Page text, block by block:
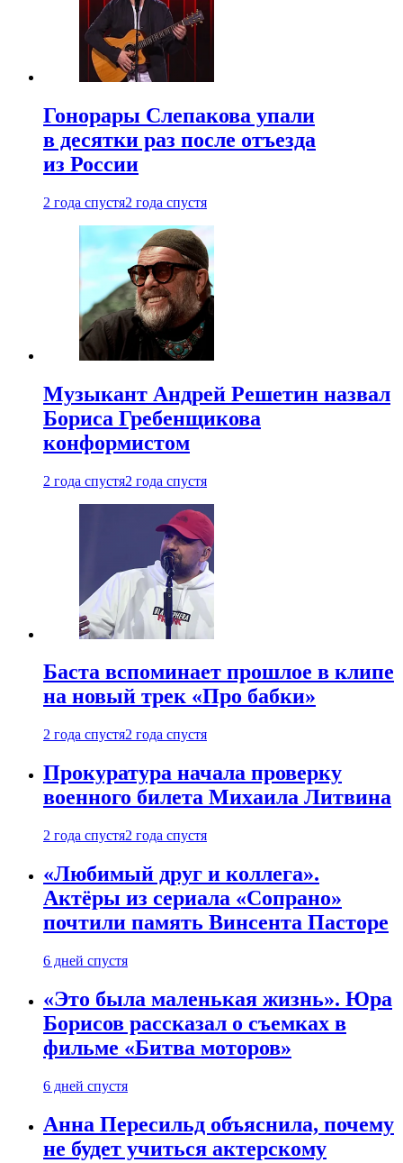
Гонорары Слепакова упали
в десятки раз после отъезда
из России
2 года спустя2 года спустя
Музыкант Андрей Решетин назвал
Бориса Гребенщикова
конформистом
2 года спустя2 года спустя
Баста вспоминает прошлое в клипе
на новый трек «Про бабки»
2 года спустя2 года спустя
Прокуратура начала проверку
военного билета Михаила Литвина
2 года спустя2 года спустя
«Любимый друг и коллега».
Актёры из сериала «Сопрано»
почтили память Винсента Пасторе
6 дней спустя
«Это была маленькая жизнь». Юра
Борисов рассказал о съемках в
фильме «Битва моторов»
6 дней спустя
Анна Пересильд объяснила, почему
не будет учиться актерскому